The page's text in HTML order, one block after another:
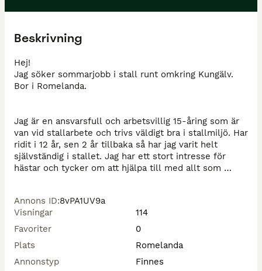
Beskrivning
Hej!
Jag söker sommarjobb i stall runt omkring Kungälv.
Bor i Romelanda.
Jag är en ansvarsfull och arbetsvillig 15-åring som är
van vid stallarbete och trivs väldigt bra i stallmiljö. Har
ridit i 12 år, sen 2 år tillbaka så har jag varit helt
självständig i stallet. Jag har ett stort intresse för
hästar och tycker om att hjälpa till med allt som
öppen för att lära mig nya saker. Jag är också
hjälpsam och tycker om att samarbeta med andra
samtidigt som jag kan arbeta självständigt.
Om mig:
Annons ID:8vPA1UV9a
Visningar
114
Favoriter
0
Plats
Romelanda
Annonstyp
Finnes